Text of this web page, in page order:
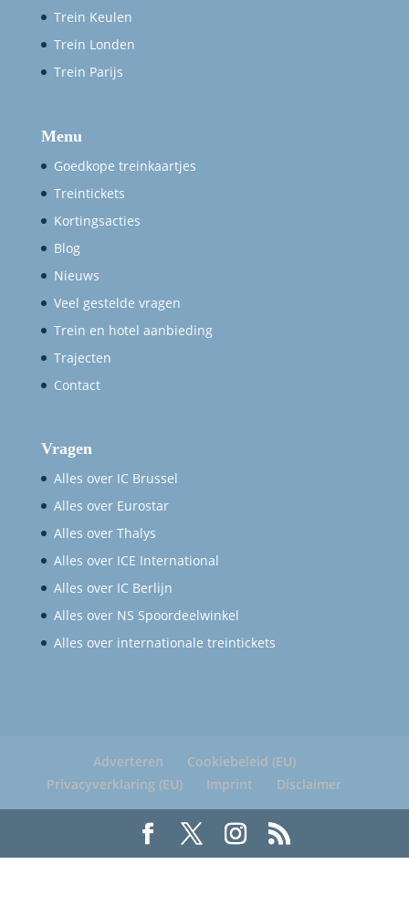
Trein Keulen
Trein Londen
Trein Parijs
Menu
Goedkope treinkaartjes
Treintickets
Kortingsacties
Blog
Nieuws
Veel gestelde vragen
Trein en hotel aanbieding
Trajecten
Contact
Vragen
Alles over IC Brussel
Alles over Eurostar
Alles over Thalys
Alles over ICE International
Alles over IC Berlijn
Alles over NS Spoordeelwinkel
Alles over internationale treintickets
Adverteren
Cookiebeleid (EU)
Privacyverklaring (EU)
Imprint Disclaimer